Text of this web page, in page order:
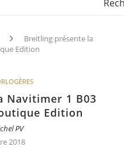
Breitling présente la
Edition
Navitimer 1 B03
Edition
PV
2018